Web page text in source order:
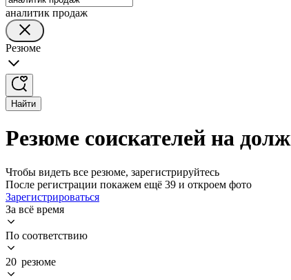
аналитик продаж
Резюме
Найти
Резюме соискателей на
Чтобы видеть все резюме, зарегистрируйтесь
После регистрации покажем ещё 39 и откроем фото
Зарегистрироваться
За всё время
По соответствию
20 резюме